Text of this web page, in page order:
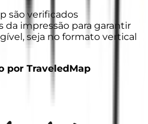
são verificados
impressão para garantir
seja no formato vertical
por TraveledMap